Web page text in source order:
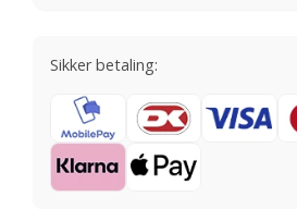
Sikker betaling: